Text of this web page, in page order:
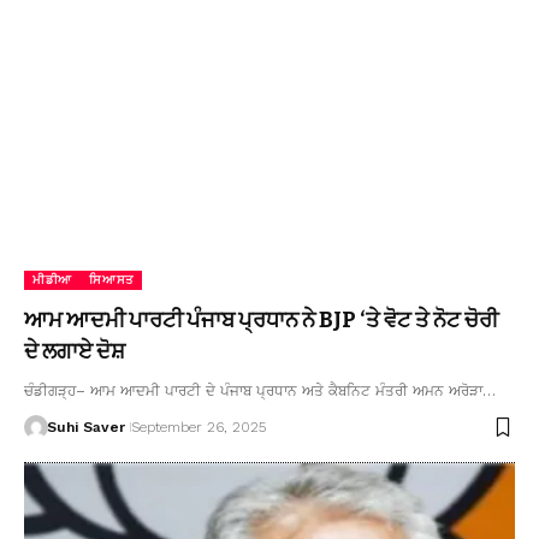
ਮੀਡੀਆ ਸਿਆਸਤ
ਆਮ ਆਦਮੀ ਪਾਰਟੀ ਪੰਜਾਬ ਪ੍ਰਧਾਨ ਨੇ BJP ‘ਤੇ ਵੋਟ ਤੇ ਨੋਟ ਚੋਰੀ
ਦੇ ਲਗਾਏ ਦੋਸ਼
ਚੰਡੀਗੜ੍ਹ– ਆਮ ਆਦਮੀ ਪਾਰਟੀ ਦੇ ਪੰਜਾਬ ਪ੍ਰਧਾਨ ਅਤੇ ਕੈਬਨਿਟ ਮੰਤਰੀ ਅਮਨ ਅਰੋੜਾ…
Suhi Saver September 26, 2025